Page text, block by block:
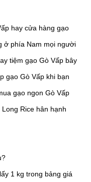
hay cửa hàng gạo
ở phía Nam mọi người
tiệm gạo Gò Vấp bây
gạo Gò Vấp khi bạn
gạo ngon Gò Vấp
Rice hân hạnh
1 kg trong bảng giá